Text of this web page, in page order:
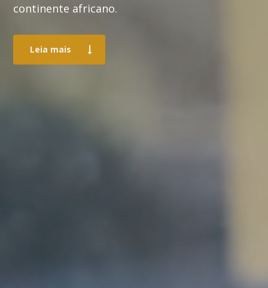
continente africano.
Leia mais